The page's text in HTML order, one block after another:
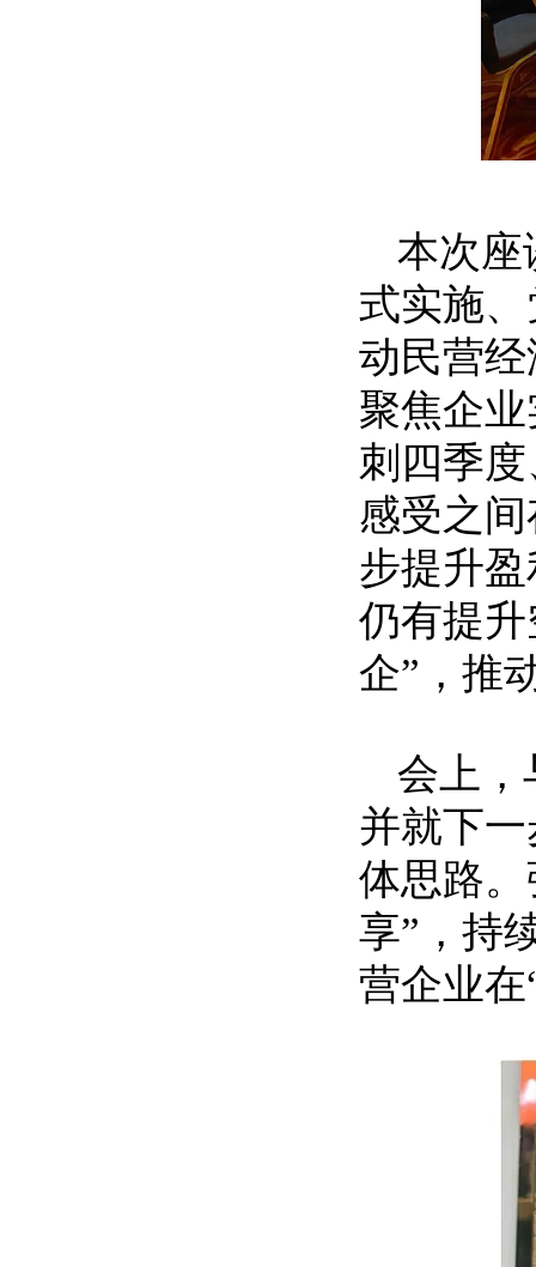
本次座
式实施
动民营
聚焦企
刺四季
感受之
步提升
仍有提
企”，推
会上，
并就下
体思路
享”，持
营企业